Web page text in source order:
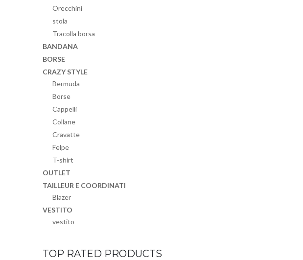
Orecchini
stola
Tracolla borsa
BANDANA
BORSE
CRAZY STYLE
Bermuda
Borse
Cappelli
Collane
Cravatte
Felpe
T-shirt
OUTLET
TAILLEUR E COORDINATI
Blazer
VESTITO
vestito
TOP RATED PRODUCTS